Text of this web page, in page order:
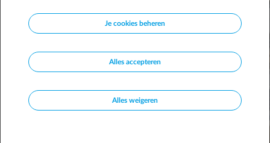
Je cookies beheren
Alles accepteren
Alles weigeren